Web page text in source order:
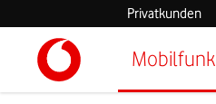
Mobilfunk
Privatkunden